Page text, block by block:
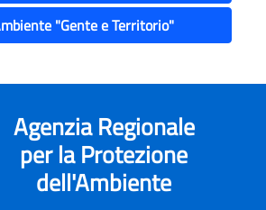
"Gente e Territorio"
Agenzia Regionale
per la Protezione
dell'Ambiente